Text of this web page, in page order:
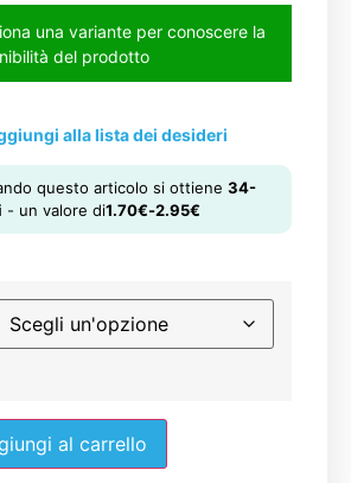
una variante per conoscere la
del prodotto
alla lista dei desideri
questo articolo si ottiene 34-
- un valore di1.70€-2.95€
al carrello